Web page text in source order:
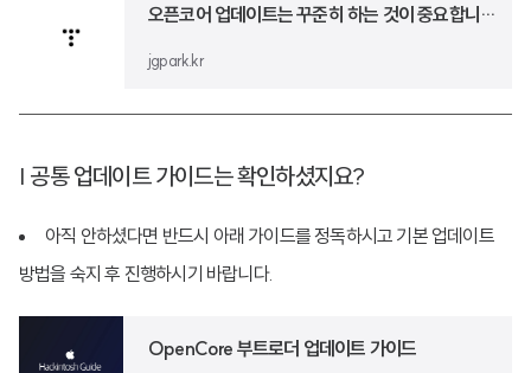
오픈코어 업데이트는 꾸준히 하는 것이 중요합니다.
jgpark.kr
| 공통 업데이트 가이드는 확인하셨지요?
아직 안하셨다면 반드시 아래 가이드를 정독하시고 기본 업데이트
방법을 숙지 후 진행하시기 바랍니다.
OpenCore 부트로더 업데이트 가이드